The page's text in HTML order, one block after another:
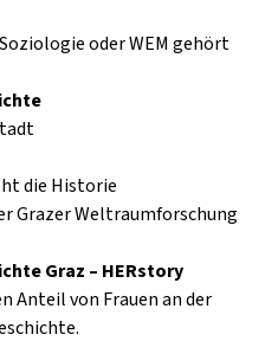
oder WEM gehört
die Historie
Grazer Weltraumforschung
Graz – HERstory
Anteil von Frauen an der